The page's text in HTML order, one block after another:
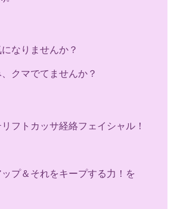
なりませんか？
クマでてませんか？
フトカッサ経絡フェイシャル！
プ＆それをキープする力！を